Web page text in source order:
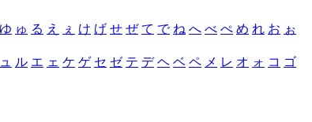
ゆ ゅ る え ぇ け げ せ ぜ て で ね へ べ ぺ め れ お ぉ
ュ ル エ ェ ケ ゲ セ ゼ テ デ ヘ ベ ペ メ レ オ ォ コ ゴ